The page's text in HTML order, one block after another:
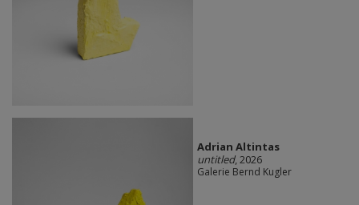
Adrian Altintas
untitled, 2026
Galerie Bernd Kugler